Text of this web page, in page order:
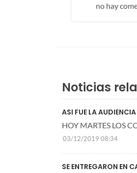
no hay
Noticias
ASI FUE LA
HOY MARTES LOS
03/12/2019 08:34
SE ENTREGARON EN